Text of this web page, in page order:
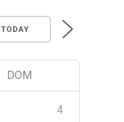
TODAY
DOM
4